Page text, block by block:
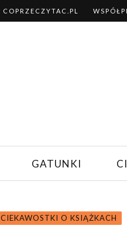
COPRZECZYTAC.PL
GATUNKI
CIEKAWOSTKI O KSIĄŻKACH